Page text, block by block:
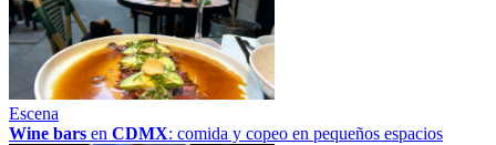
Escena
Wine bars en CDMX: comida y copeo en pequeños espacios